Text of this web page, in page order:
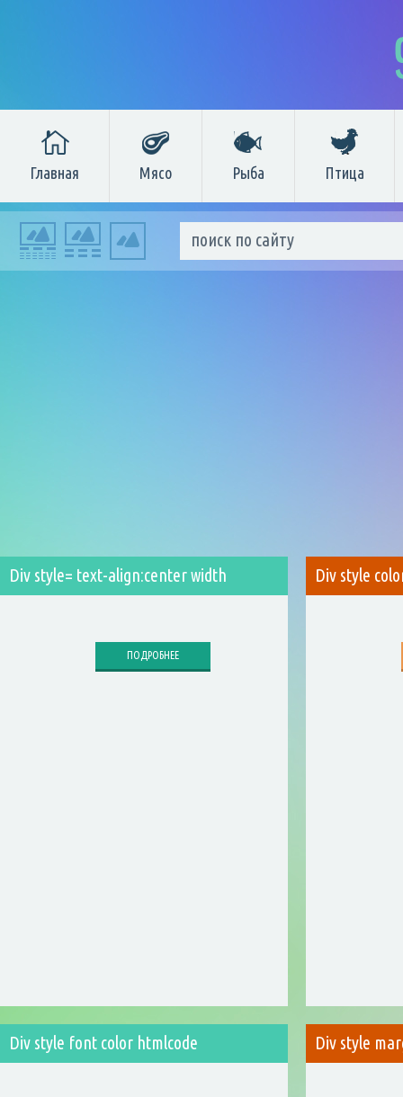
Главная Мясо Рыба Птица
Div style= text-align:center width
ПОДРОБНЕЕ
Div style
Div style font color htmlcode Div style